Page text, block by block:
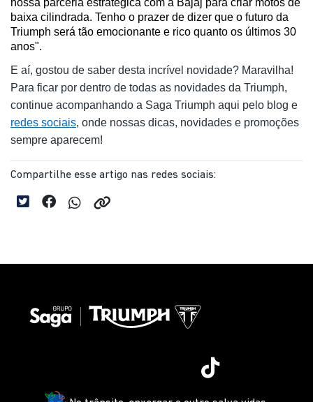
nossa parceria estratégica com a Bajaj para criar motos de
baixa cilindrada. Tenho o prazer de dizer que o futuro da
Triumph será tão emocionante e rico quanto os últimos 30
anos".
E aí, gostou de saber desta incrível novidade? Maravilha!
Para ficar por dentro de todas as novidades da Triumph,
redes sociais, onde nossas dicas, novidades e promoções
sempre aparecem!
Compartilhe esse artigo nas redes sociais: